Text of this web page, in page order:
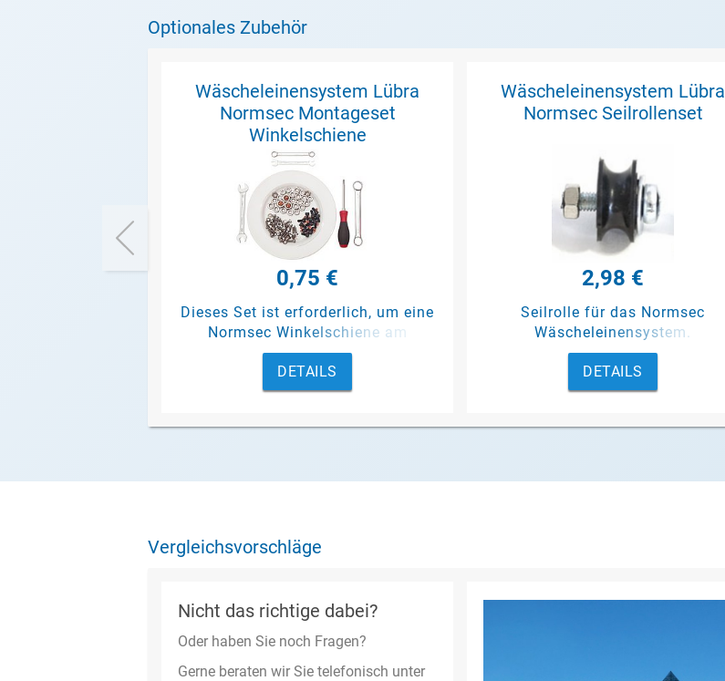
Optionales Zubehör
Wäscheleinensystem Lübra
Normsec Montageset
Winkelschiene
0,75 €
Dieses Set ist erforderlich, um eine
Normsec Winkelschiene am
Gebäude zu befestigen.
DETAILS
Wäscheleinensystem Lübra
Normsec Seilrollenset
2,98 €
Seilrolle für das Normsec
Wäscheleinensystem.
DETAILS
Vergleichsvorschläge
Nicht das richtige dabei?
Oder haben Sie noch Fragen?
Gerne beraten wir Sie telefonisch unter